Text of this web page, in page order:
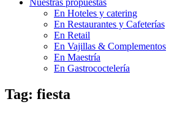
Nuestras propuestas
En Hoteles y catering
En Restaurantes y Cafeterías
En Retail
En Vajillas & Complementos
En Maestría
En Gastrococtelería
Tag: fiesta